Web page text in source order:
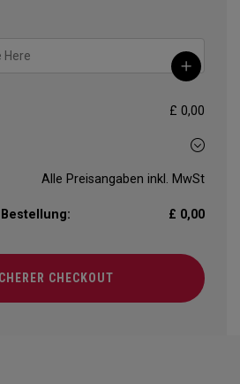
£ 0,00
Alle Preisangaben inkl. MwSt
£ 0,00
CHECKOUT